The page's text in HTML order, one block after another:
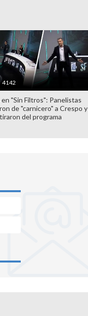
4142
en "Sin Filtros": Panelistas
de "carnicero" a Crespo y
del programa